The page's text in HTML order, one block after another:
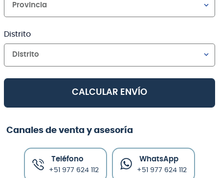
Provincia
Distrito
Distrito
CALCULAR ENVÍO
Canales de venta y asesoría
Teléfono
+51 977 624 112
WhatsApp
+51 977 624 112